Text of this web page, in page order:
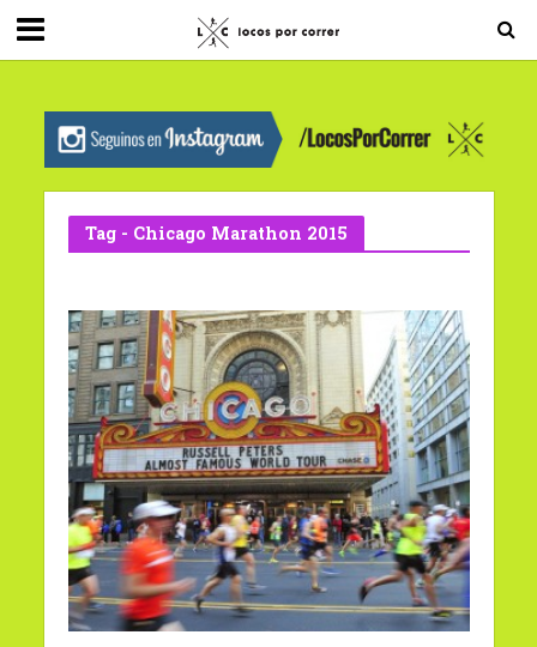
G-0X2PD3RFLV
Tag - Chicago Marathon 2015